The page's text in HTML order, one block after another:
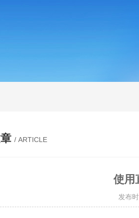
/ ARTICLE
使用
发布